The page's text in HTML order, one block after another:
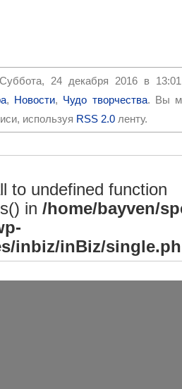
24 декабря 2016 в
, Новости, Чудо творчества. Вы
используя RSS 2.0 ленту.
to undefined function
in /home/bayven/
inbiz/inBiz/